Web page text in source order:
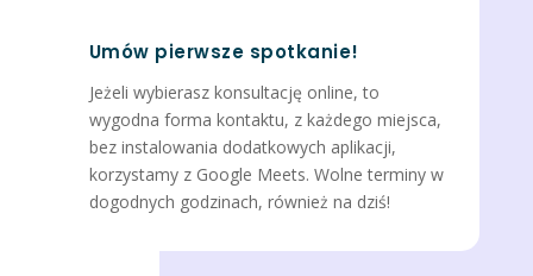
Umów pierwsze spotkanie!
Jeżeli wybierasz konsultację online, to
wygodna forma kontaktu, z każdego miejsca,
bez instalowania dodatkowych aplikacji,
korzystamy z Google Meets. Wolne terminy w
dogodnych godzinach, również na dziś!